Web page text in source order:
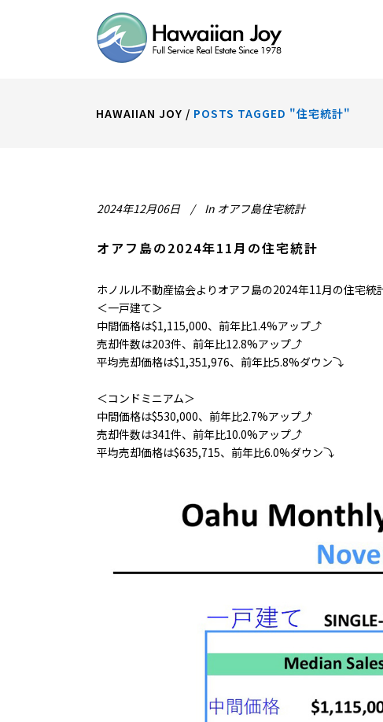
HAWAIIAN JOY / POSTS TAGGED "住宅統計"
2024年12月06日 In オアフ島住宅統計
オアフ島の2024年11月の住宅統計
ホノルル不動産協会よりオアフ島の2024年11月の住宅統
＜一戸建て＞
中間価格は$1,115,000、前年比1.4%アップ⤴
売却件数は203件、前年比12.8%アップ⤴
平均売却価格は$1,351,976、前年比5.8%ダウン⤵
＜コンドミニアム＞
中間価格は$530,000、前年比2.7%アップ⤴
売却件数は341件、前年比10.0%アップ⤴
平均売却価格は$635,715、前年比6.0%ダウン⤵